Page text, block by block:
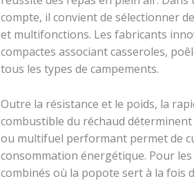
compte, il convient de sélectionner
et multifonctions. Les fabricants
compactes associant casseroles,
tous les types de campements.
Outre la résistance et le poids, la
combustible du réchaud
ou multifuel performant permet de
consommation énergétique. Pour
combinés où la popote sert à la fois